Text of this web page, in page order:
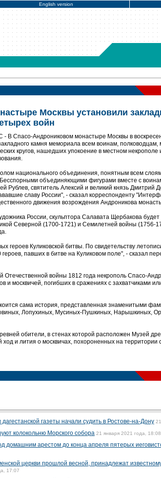
English version
Москвы установили
войн
В Спасо-Андрониковом монастыре Москвы в
камня мемориала всем воинам, полководцам,
кругов, нашедших упокоение в местном
национального объединения, понятным всем
объединяющими фигурами вместе с
Рублев, святитель Алексий и великий князь Дмитрий
славу России", - сказал корреспонденту
движения возрождения Андроникова
России, скульптора Салавата Щербакова
Северной (1700-1721) и Семилетней войны (1756-
героев Куликовской битвы. По свидетельству
павших в битве на Куликовом поле", - сказал
Отечественной войны 1812 года некрополь Спасо-
и москвичей, погибших в сражениях с захватчиками
сама история, представленная знаменитыми
Лопухиных, Мусиных-Пушкиных, Нарышкиных,
обители, в стенах которой расположен Музей
ход и лития о москвичах, похороненных на территории
газеты начали судить в Ростове-на-Дону
колокольню Морского собора 21 января 2021 года, 18:08
домашним арестом до конца апреля пятерых
церкви прошлой весной, принадлежат
17:07